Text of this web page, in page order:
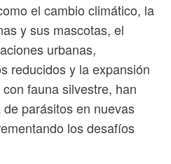
el cambio climático, la
y sus mascotas, el
urbanas,
reducidos y la expansión
fauna silvestre, han
parásitos en nuevas
los desafíos